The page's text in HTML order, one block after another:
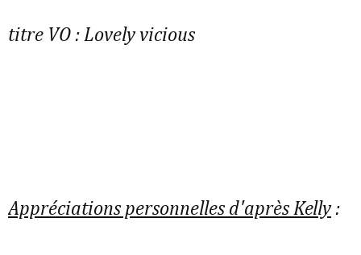
titre VO : Lovely vicious
Appréciations personnelles d'après Kelly: